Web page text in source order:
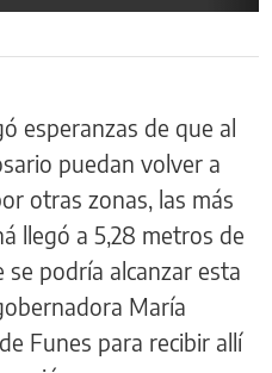
esperanzas de que al
puedan volver a
otras zonas, las más
llegó a 5,28 metros de
podría alcanzar esta
María
Funes para recibir allí